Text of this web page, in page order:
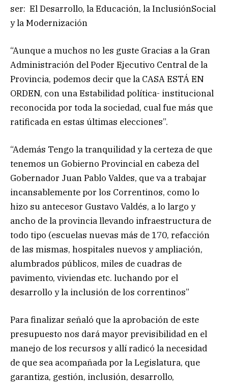
ser: El Desarrollo, la Educación, la InclusiónSocial
y la Modernización
“Aunque a muchos no les guste Gracias a la Gran
Administración del Poder Ejecutivo Central de la
Provincia, podemos decir que la CASA ESTÁ EN
ORDEN, con una Estabilidad política- institucional
reconocida por toda la sociedad, cual fue más que
ratificada en estas últimas elecciones”.
“Además Tengo la tranquilidad y la certeza de que
tenemos un Gobierno Provincial en cabeza del
Gobernador Juan Pablo Valdes, que va a trabajar
incansablemente por los Correntinos, como lo
hizo su antecesor Gustavo Valdés, a lo largo y
ancho de la provincia llevando infraestructura de
todo tipo (escuelas nuevas más de 170, refacción
de las mismas, hospitales nuevos y ampliación,
alumbrados públicos, miles de cuadras de
pavimento, viviendas etc. luchando por el
desarrollo y la inclusión de los correntinos”
Para finalizar señaló que la aprobación de este
presupuesto nos dará mayor previsibilidad en el
manejo de los recursos y allí radicó la necesidad
de que sea acompañada por la Legislatura, que
garantiza, gestión, inclusión, desarrollo,